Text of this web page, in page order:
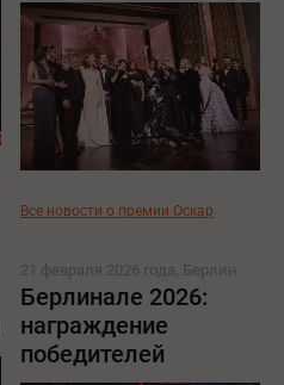
Все новости о премии Оскар
21 февраля 2026 года, Берлин
Берлинале 2026:
награждение
победителей